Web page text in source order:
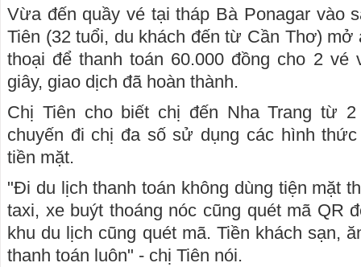
Vừa đến quầy vé tại tháp Bà Ponagar vào
Tiên (32 tuổi, du khách đến từ Cần Thơ) mở
thoại để thanh toán 60.000 đồng cho 2 vé
giây, giao dịch đã hoàn thành.
Chị Tiên cho biết chị đến Nha Trang từ
chuyến đi chị đa số sử dụng các hình
tiền mặt.
"Đi du lịch thanh toán không dùng tiện mặt
taxi, xe buýt thoáng nóc cũng quét mã QR
khu du lịch cũng quét mã. Tiền khách sạn,
thanh toán luôn" - chị Tiên nói.